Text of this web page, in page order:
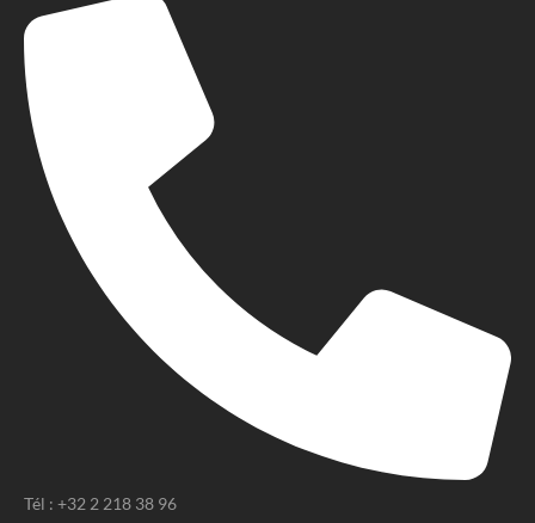
Tél : +32 2 218 38 96